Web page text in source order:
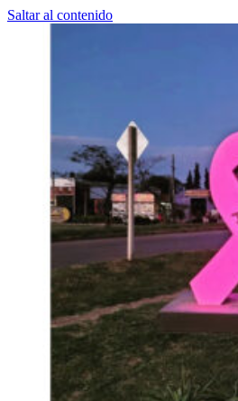
Saltar al contenido